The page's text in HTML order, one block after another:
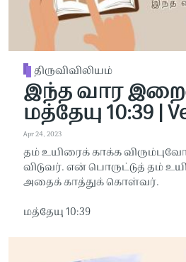
திருவிவிலியம்
இந்த வார
மத்தேயு 10:39 |
Apr 24, 2023
தம் உயிரைக் காக்க
விடுவர். என் பொருட்டுத் தம்
அதைக் காத்துக் கொள்வர்.
மத்தேயு 10:39